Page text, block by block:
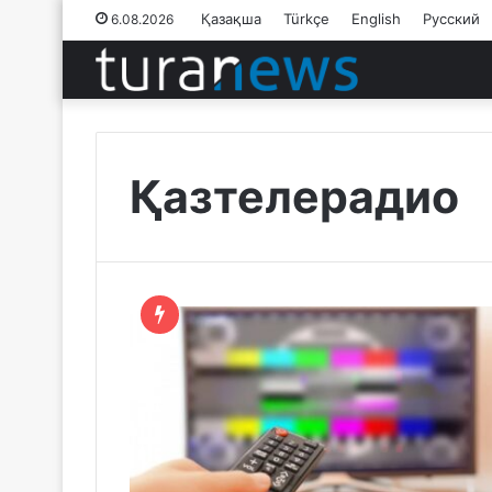
6.08.2026 Қазақша Türkçe English Русский
Қазтелерадио